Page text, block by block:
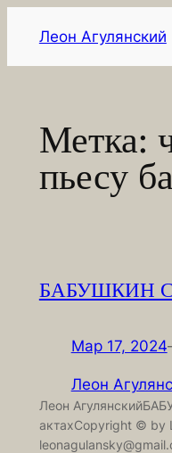
содержимому
Леон Агулянский
Метка:
пьесу
БАБУШКИН
Мар 17, 2024
Леон
Леон
актахCopyright © by